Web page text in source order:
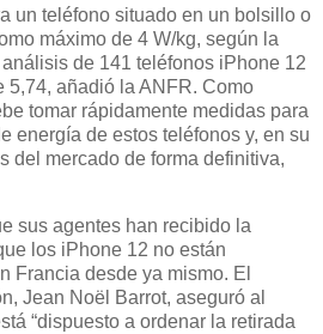
un teléfono situado en un bolsillo o
máximo de 4 W/kg, según la
de 141 teléfonos iPhone 12
5,74, añadió la ANFR. Como
tomar rápidamente medidas para
energía de estos teléfonos y, en su
del mercado de forma definitiva,
sus agentes han recibido la
los iPhone 12 no están
Francia desde ya mismo. El
Jean Noël Barrot, aseguró al
“dispuesto a ordenar la retirada